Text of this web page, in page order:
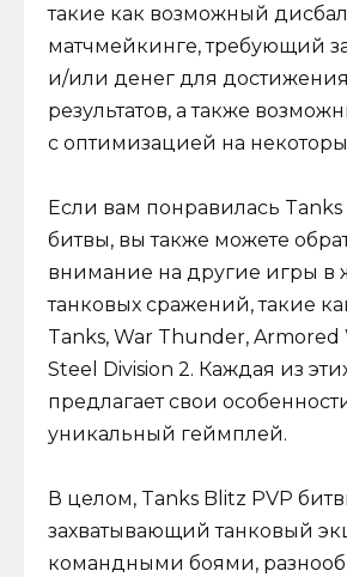
такие как возможный
матчмейкинге, требующий
и/или денег для
результатов, а также
с оптимизацией на
Если вам понравилась Tanks
битвы, вы также можете
внимание на другие игры в
танковых сражений, такие
Tanks, War Thunder,
Steel Division 2. Каждая из
предлагает свои
уникальный геймплей.
В целом, Tanks Blitz PVP
захватывающий танковый
командными боями,